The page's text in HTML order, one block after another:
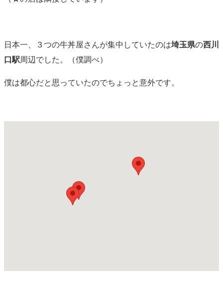
日本一、３つの牛丼屋さんが集中していたのは埼玉県の西川
口駅周辺でした。（僕調べ）
僕は都心だと思っていたのでちょっと意外です。